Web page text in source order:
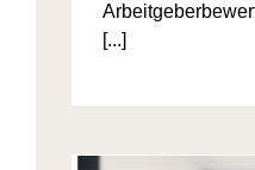
[...]